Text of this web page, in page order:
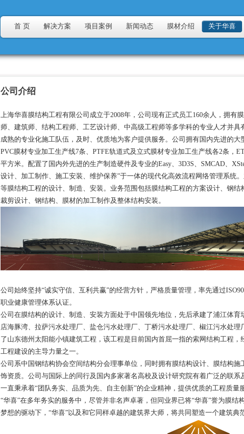
首 页 解决方案 项目案例 新闻动态 膜材介绍 关于华喜
公司介绍
上海华喜膜结构工程有限公司成立于2008年，公司现有正式员工160余人，拥有
师、建筑师、结构工程师、工艺设计师、中高级工程师等多学科的专业人才并
成熟的专业化施工队伍，及时、优质地为客户提供服务。公司拥有国内先进的大
PVC膜材专业加工生产线7条、PTFE轨道式及立式膜材专业加工生产线各2条，
平方米。配置了国内外先进的生产制造硬件及专业的Easy、3D3S、SMCAD、
设计、加工制作、施工安装、维护保养”于一体的现代化高效流程网络管理系统
等膜结构工程的设计、制造、安装。业务范围包括膜结构工程的方案设计、钢结
裁剪设计、钢结构、膜材的加工制作及整体结构安装。
公司始终坚持“诚实守信、互利共赢”的经营方针，严格质量管理，率先通过
职业健康管理体系认证。
公司在膜结构的设计、制造、安装方面处于中国领先地位，先后承建了浦江体
店海豚湾、拉萨污水处理厂、盐仓污水处理厂、丁桥污水处理厂、椒江污水处理
了山东德州太阳能小镇建筑工程，该工程是目前国内首屈一指的索网结构工程，
工程建设的主导力量之一。
公司系中国钢结构协会空间结构分会理事单位，同时拥有膜结构设计、膜结构施
饰资质。公司与国际上的同行及国内多家著名高校及设计研究院有着广泛的联
一直秉承着“团队务实、品质为先、自主创新”的企业精神，提供优质的工程质量
“华喜”在多年务实的服务中，尽管并非名声卓著，但同业界已将“华喜”誉为膜结
梦想的驱动下，“华喜”以及和它同样卓越的建筑界大师，将共同塑造一个建筑典